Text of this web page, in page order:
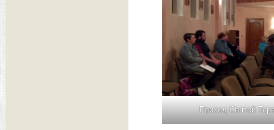
Приход Святой